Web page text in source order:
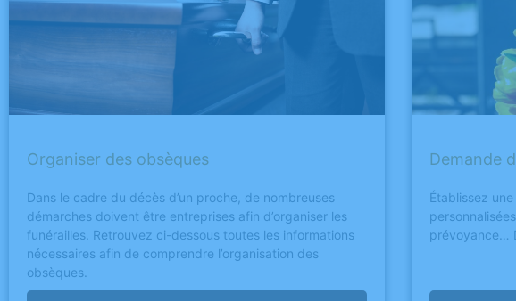
Organiser des obsèques
Dans le cadre du décès d’un proche, de nombreuses
démarches doivent être entreprises afin d’organiser les
funérailles. Retrouvez ci-dessous toutes les informations
nécessaires afin de comprendre l’organisation des
obsèques.
Demande
Établissez
prévoyance…